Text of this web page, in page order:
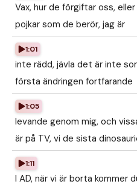
Vax, hur de förgiftar oss,
pojkar som de berör, jag är
1:01
inte rädd, jävla det är inte
första ändringen fortfarande
1:05
levande genom mig, och
är på TV, vi de sista
1:11
I AD, när vi är borta kommer